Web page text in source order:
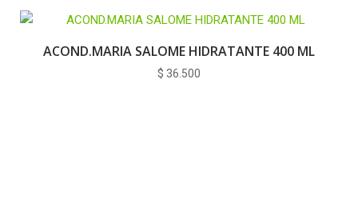
ACOND.MARIA SALOME HIDRATANTE 400 ML
$ 36.500